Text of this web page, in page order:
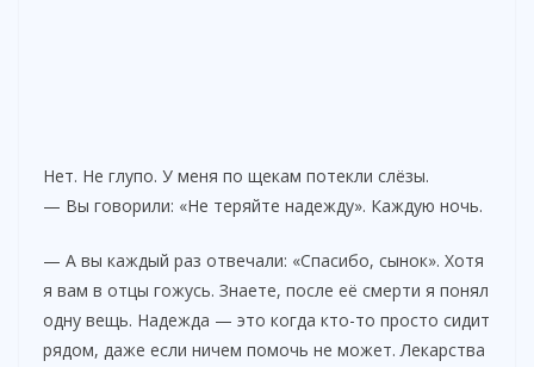
Нет. Не глупо. У меня по щекам потекли слёзы.
— Вы говорили: «Не теряйте надежду». Каждую ночь.
— А вы каждый раз отвечали: «Спасибо, сынок». Хотя
я вам в отцы гожусь. Знаете, после её смерти я понял
одну вещь. Надежда — это когда кто-то просто сидит
рядом, даже если ничем помочь не может. Лекарства